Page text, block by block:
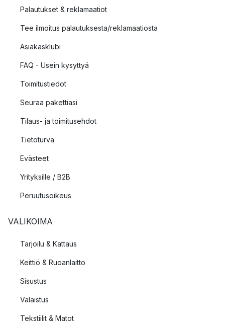
Palautukset & reklamaatiot
Tee ilmoitus palautuksesta/reklamaatiosta
Asiakasklubi
FAQ - Usein kysyttyä
Toimitustiedot
Seuraa pakettiasi
Tilaus- ja toimitusehdot
Tietoturva
Evästeet
Yrityksille / B2B
Peruutusoikeus
VALIKOIMA
Tarjoilu & Kattaus
Keittiö & Ruoanlaitto
Sisustus
Valaistus
Tekstiilit & Matot